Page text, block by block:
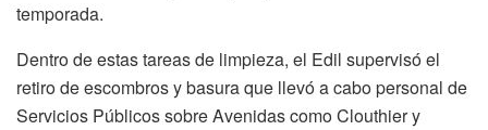
temporada.
Dentro de estas tareas de limpieza, el Edil supervisó el
retiro de escombros y basura que llevó a cabo personal de
Servicios Públicos sobre Avenidas como Clouthier y